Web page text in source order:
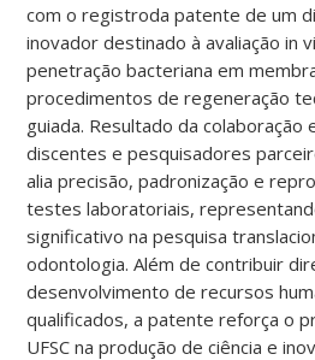
com o registroda patente de um
inovador destinado à avaliação in
penetração bacteriana em
procedimentos de regeneração
guiada. Resultado da colaboração
discentes e pesquisadores
alia precisão, padronização e
testes laboratoriais,
significativo na pesquisa
odontologia. Além de contribuir
desenvolvimento de recursos
qualificados, a patente reforça o
UFSC na produção de ciência e